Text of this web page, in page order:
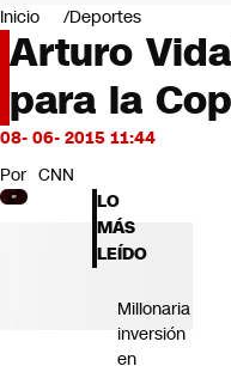
Negocios
Deportes
Programas completos
Cultura
Servicios
Bits
CNN Data
CNN tiempo
Futuro 360
Inicio Deportes
Arturo
para la
08- 06- 2015 11:44
Por CNN
LO
MÁS
LEÍDO
Millonaria
inversión
en